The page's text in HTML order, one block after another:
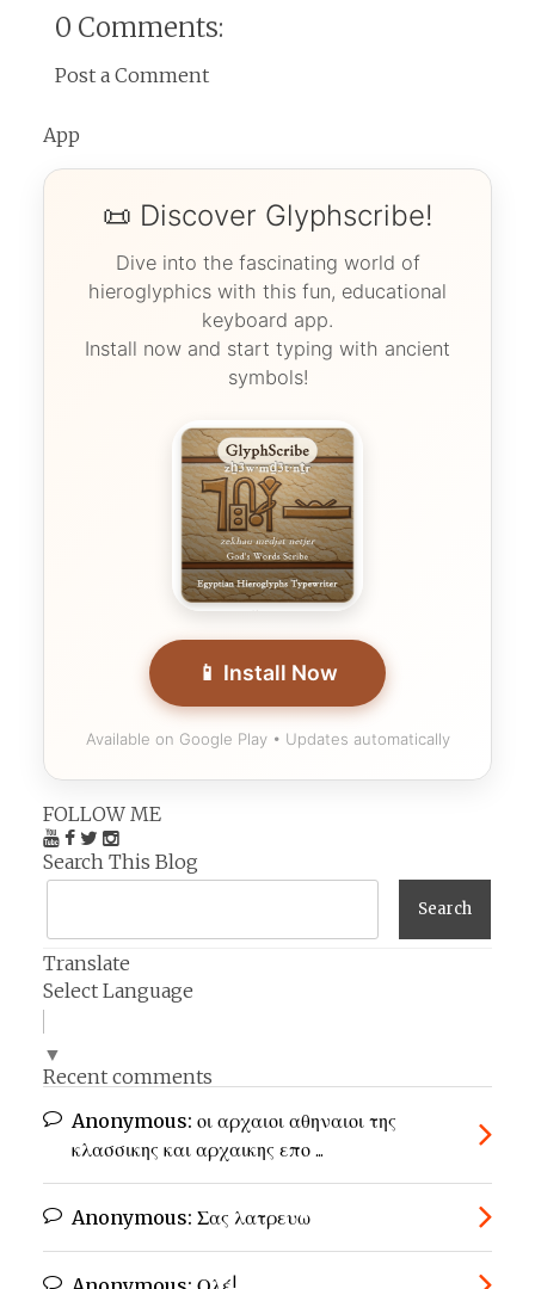
0 Comments:
Post a Comment
App
📜 Discover Glyphscribe!
Dive into the fascinating world of
hieroglyphics with this fun, educational
keyboard app.
Install now and start typing with ancient
symbols!
📱 Install Now
Available on Google Play • Updates automatically
FOLLOW ME
Search This Blog
Translate
Select Language
▼
Recent comments
Anonymous: οι αρχαιοι αθηναιοι της
κλασσικης και αρχαικης επο ...
Anonymous: Σας λατρευω